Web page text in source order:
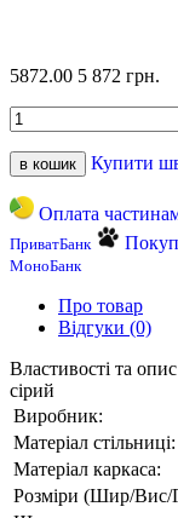
5872.00 5 872 грн.
в кошик Купити
Оплата
ПриватБанк
МоноБанк
Про товар
Відгуки (0)
Властивості та
сірий
Виробник:
Матеріал стільниці:
Матеріал каркаса:
Розміри (Шир/Вис/